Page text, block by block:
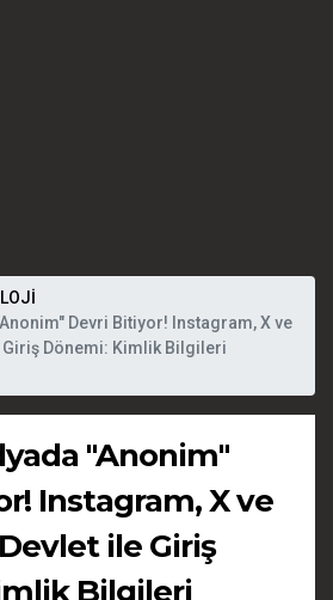
Devri Bitiyor! Instagram, X ve
Giriş Dönemi: Kimlik Bilgileri
"Anonim"
Instagram, X ve
ile Giriş
Bilgileri